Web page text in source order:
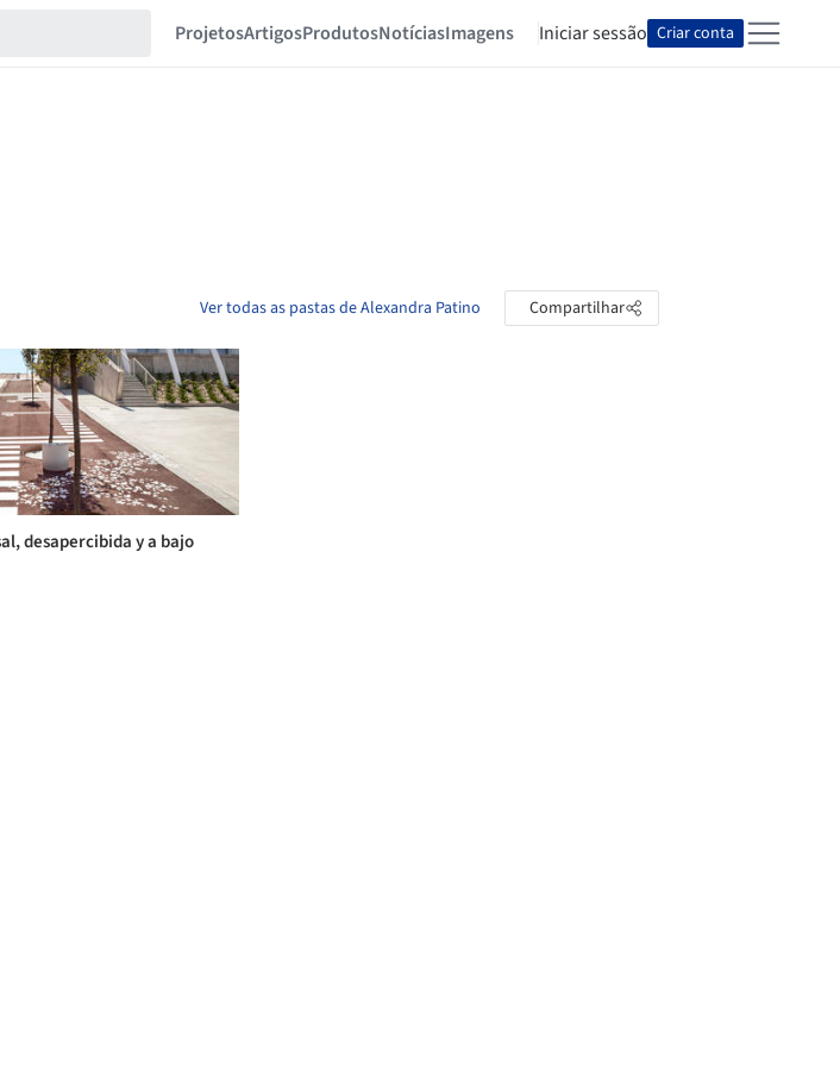
ProjetosArtigosProdutosNotíciasImagens Iniciar sessão Criar conta
Ver todas as pastas de Alexandra Patino Compartilhar
desapercibida y a bajo